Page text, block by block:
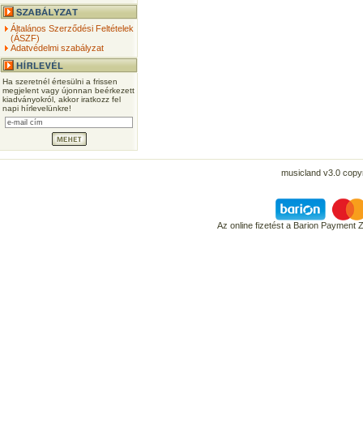
Általános Szerződési Feltételek
(ÁSZF)
Adatvédelmi szabályzat
Ha szeretnél értesülni a frissen
megjelent vagy újonnan beérkezett
kiadványokról, akkor iratkozz fel
napi hírlevelünkre!
musicland v3.0
Az online fizetést a Barion Payment